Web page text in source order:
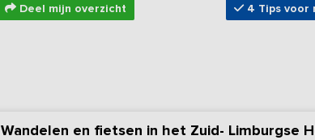
Deel mijn overzicht 4 Tips voor
Wandelen en fietsen in het Zuid- Limburgse